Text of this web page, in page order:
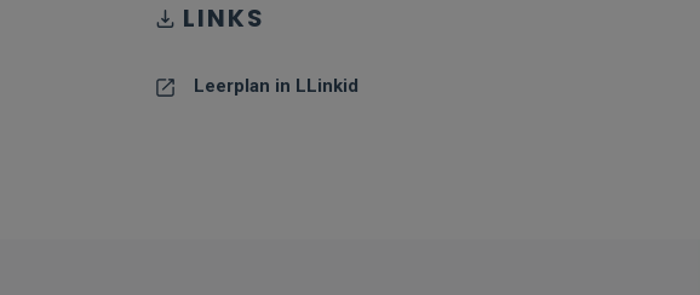
LINKS
Leerplan in LLinkid